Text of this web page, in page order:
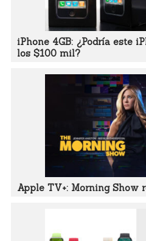
iPhone 4GB: ¿Podría este
los $100 mil?
Apple TV+: Morning Show